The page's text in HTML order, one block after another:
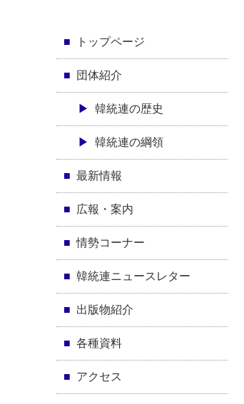
トップページ
団体紹介
韓統連の歴史
韓統連の綱領
最新情報
広報・案内
情勢コーナー
韓統連ニュースレター
出版物紹介
各種資料
アクセス